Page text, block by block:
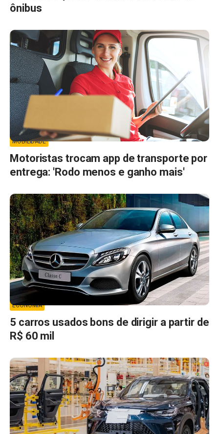
ônibus
MOBILIDADE
Motoristas trocam app de transporte por
entrega: 'Rodo menos e ganho mais'
ECONOMIA
5 carros usados bons de dirigir a partir de
R$ 60 mil